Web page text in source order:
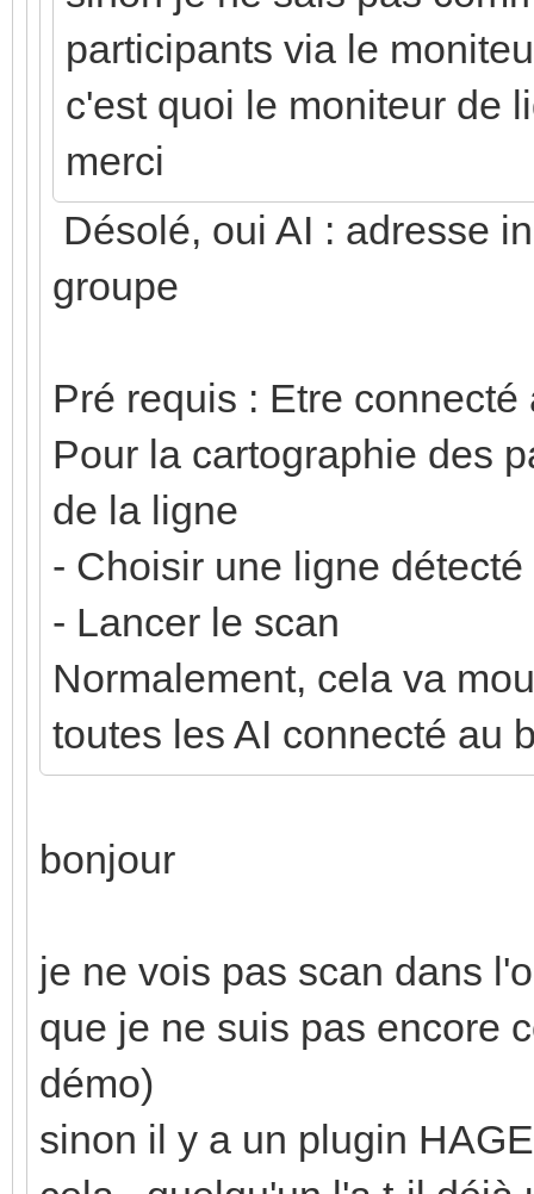
participants via le
c'est quoi le moniteur de
merci
Désolé, oui AI : adresse
groupe
Pré requis : Etre
Pour la cartographie des
de la ligne
- Choisir une ligne
- Lancer le scan
Normalement, cela va
toutes les AI connecté au
bonjour
je ne vois pas scan dans
que je ne suis pas encore
démo)
sinon il y a un plugin